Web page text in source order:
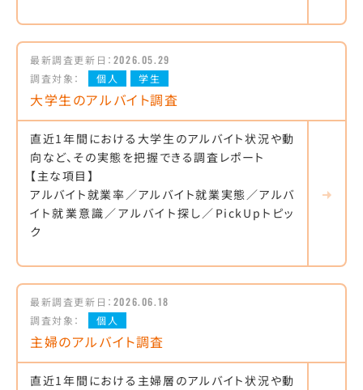
最新調査更新日： 2026.05.29
調査対象：
個人 学生
大学生のアルバイト調査
直近1年間における大学生のアルバイト状況や動
向など、その実態を把握できる調査レポート
【主な項目】
アルバイト就業率／アルバイト就業実態／アルバ
イト就業意識／アルバイト探し／PickUpトピッ
ク
最新調査更新日： 2026.06.18
調査対象：
個人
主婦のアルバイト調査
直近1年間における主婦層のアルバイト状況や動